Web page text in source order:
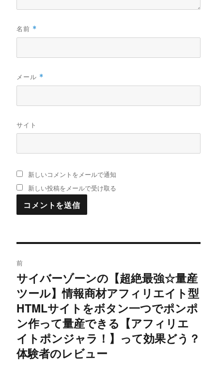
名前 *
メール *
サイト
新しいコメントをメールで通知
新しい投稿をメールで受け取る
稿
ナ
ビ
ゲ
ー
前
過
去
の
投
稿:
サイバーゾーンの【超絶最強☆量産
ツール】情報商材アフィリエイト型
HTMLサイトをボタン一つでポンポ
ン作って量産できる【アフィリエ
イトポンジャラ！】って効果どう？
体験者のレビュー